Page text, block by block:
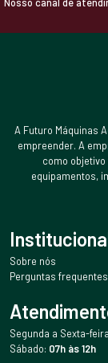
A Futuro Máquinas Agrícolas nasceu da vontade dos seus fundadores de
empreender. A
como
equipamentos,
Sobre nós
Perguntas frequentes
Segunda a Sexta-
Sábado: 07h às 12h